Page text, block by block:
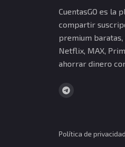
CuentasGO es la
compartir
premium
Netflix, MAX,
ahorrar dinero
Política de privacidad